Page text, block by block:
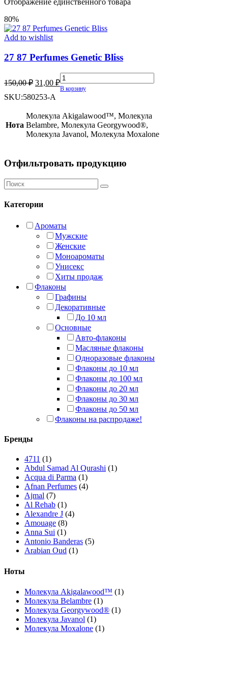
Отображение единственного товара
80%
Add to wishlist
27 87 Perfumes Genetic Bliss
150,00₽ Первоначальная
составляла
31,00 ₽Текущая
цена:
27
87
Perfumes
Bliss
quantity
В корзину
SKU:580253-A
Нота
Молекула Akigalawood™, Молекула
Belambre, Молекула Georgywood®,
Молекула Javanol, Молекула Moxalone
Отфильтровать продукцию
Категории
Ароматы
Мужские
Женские
Моноароматы
Унисекс
Хиты продаж
Флаконы
Графины
Декоративные
До 10 мл
Основные
Авто-флаконы
Масляные флаконы
Одноразовые флаконы
Флаконы до 10 мл
Флаконы до 100 мл
Флаконы до 20 мл
Флаконы до 30 мл
Флаконы до 50 мл
Флаконы на распродаже!
Бренды
4711 (1)
Abdul Samad Al Qurashi (1)
Acqua di Parma (1)
Afnan Perfumes (4)
Ajmal (7)
Al Rehab (1)
Alexandre J (4)
Amouage (8)
Anna Sui (1)
Antonio Banderas (5)
Arabian Oud (1)
Armand Basi (1)
Asdaaf (4)
Atelier Cologne (3)
Attar Collection (4)
Azzaro (2)
Bath & Body Works (3)
Ноты
Молекула Akigalawood™ (1)
Молекула Belambre (1)
Молекула Georgywood® (1)
Молекула Javanol (1)
Молекула Moxalone (1)